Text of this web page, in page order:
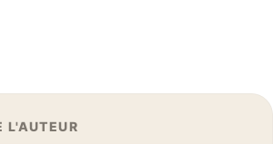
L'AUTEUR